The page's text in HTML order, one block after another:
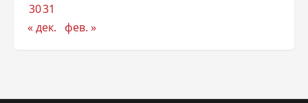
3031
« дек. фев. »